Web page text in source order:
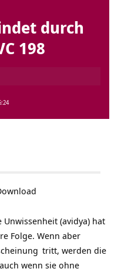
durch
198
Unwissenheit (avidya) hat
Folge. Wenn aber
tritt, werden die
wenn sie ohne